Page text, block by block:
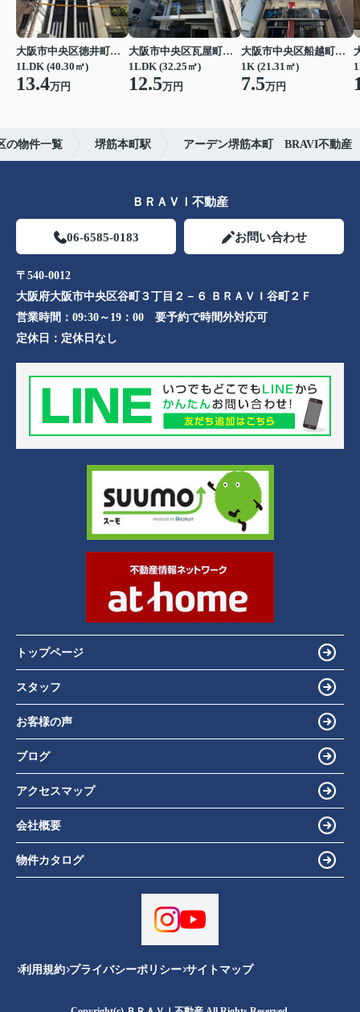
大阪市中央区徳井町２丁目
1LDK (40.30㎡)
13.4万円
大阪市中央区瓦屋町１丁目
1LDK (32.25㎡)
12.5万円
大阪市中央区船越町２丁目
1K (21.31㎡)
7.5万円
の物件一覧 堺筋本町駅 アーデン堺筋本町 BRAVI不動産
ＢＲＡＶＩ不動産
06-6585-0183 お問い合わせ
〒540-0012
大阪府大阪市中央区谷町３丁目２－６ ＢＲＡＶＩ谷町２Ｆ
営業時間： 09:30～19：00 要予約で時間外対応可
定休日： 定休日なし
トップページ
スタッフ
お客様の声
ブログ
アクセスマップ
会社概要
物件カタログ
利用規約 プライバシーポリシー サイトマップ